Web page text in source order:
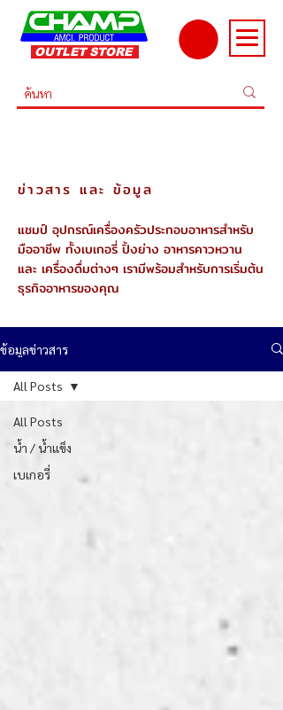
OUTLET STORE
ข่าวสาร และ ข้อมูล
แชมป์ อุปกรณ์เครื่องครัวประกอบอาหารสำหรับ
มืออาชีพ ทั้งเบเกอรี่ ปิ้งย่าง อาหารคาวหวาน
และ เครื่องดื่มต่างๆ เรามีพร้อมสำหรับการเริ่มต้น
ธุรกิจอาหารของคุณ
ข้อมูลข่าวสาร
All Posts
น้ำ / น้ำแข็ง
เบเกอรี่
All Posts